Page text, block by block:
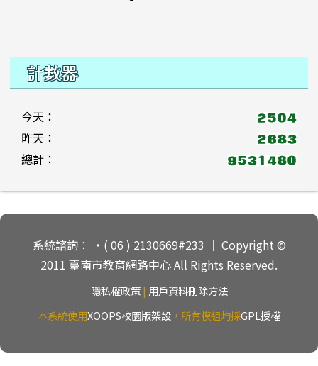
計數器
今天：
昨天：
總計：
頁尾區域內容
系統諮詢： ‧( 06 ) 2130669#233 ｜ Copyright ©
2011 臺南市教育網路中心 All Rights Reserved.
隱私權政策| 用戶資料刪除方法
本系統使用XOOPS校園版架設 ，所有模組均採GPL授權